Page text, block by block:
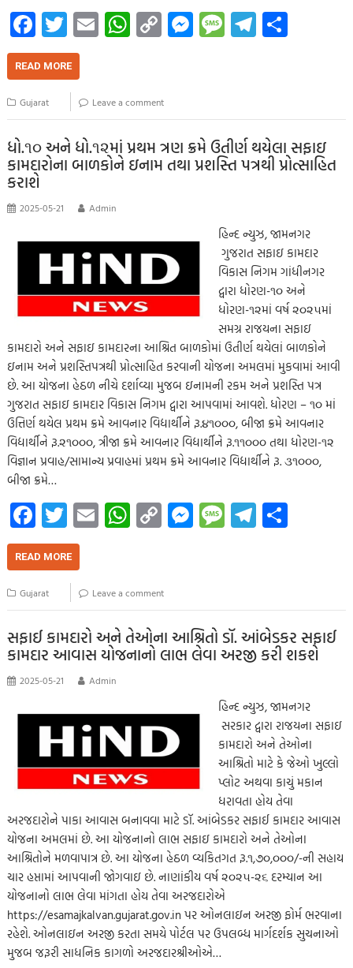
Fa
ce
b
o
o
k
T
wi
tt
er
E
m
W
h
s
A
p
p
C
o
y
Li
nk
M
es
g
er
M
es
e
Te
le
m
READ MORE
Gujarat Leave a comment
ધો.૧૦ અને ધો.૧૨માં પ્રથમ ત્રણ ક્રમે ઉતીર્ણ થયેલા સફાઇ
કામદારોના બાળકોને ઇનામ તથા પ્રશસ્તિ પત્રથી પ્રોત્સાહિત
કરાશે
2025-05-21 Admin
હિન્દ ન્યુઝ, જામનગર
ગુજરાત સફાઇ કામદાર
વિકાસ નિગમ ગાંધીનગર
દ્વારા ધોરણ-૧૦ અને
ધોરણ-૧૨માં વર્ષ ૨૦૨૫માં
સમગ્ર રાજયના સફાઇ
કામદારો અને સફાઇ કામદારના આશ્રિત બાળકોમાં ઉતીર્ણ થયેલાં બાળકોને
ઇનામ અને પ્રશસ્તિપત્રથી પ્રોત્સાહિત કરવાની યોજના અમલમાં મુકવામાં આવી
છે. આ યોજના હેઠળ નીચે દર્શાવ્યા મુજબ ઇનામની રકમ અને પ્રશસ્તિ પત્ર
ગુજરાત સફાઇ કામદાર વિકાસ નિગમ દ્વારા આપવામાં આવશે. ધોરણ – ૧૦ માં
ઉત્તિર્ણ થયેલ પ્રથમ ક્રમે આવનાર વિદ્યાર્થીને રૂ.૪૧૦૦૦, બીજા ક્રમે આવનાર
વિદ્યાર્થીને રૂ.૨૧૦૦૦, ત્રીજા ક્રમે આવનાર વિદ્યાર્થીને રૂ.૧૧૦૦૦ તથા ધોરણ-૧૨
વિજ્ઞાન પ્રવાહ/સામાન્ય પ્રવાહમાં પ્રથમ ક્રમે આવનાર વિદ્યાર્થીને રૂ. ૩૧૦૦૦,
બીજા ક્રમે…
Fa
ce
b
o
o
k
T
wi
tt
er
E
m
W
h
s
A
p
p
C
o
y
Li
nk
M
es
g
er
M
es
e
Te
le
m
READ MORE
Gujarat Leave a comment
સફાઈ કામદારો અને તેઓના આશ્રિતો ડૉ. આંબેડકર સફાઈ
કામદાર આવાસ યોજનાનો લાભ લેવા અરજી કરી શકશે
2025-05-21 Admin
હિન્દ ન્યુઝ, જામનગર
સરકાર દ્વારા રાજયના સફાઇ
કામદારો અને તેઓના
આશ્રિતો માટે કે જેઓ ખુલ્લો
પ્લોટ અથવા કાચું મકાન
ધરાવતા હોય તેવા
અરજદારોને પાકા આવાસ બનાવવા માટે ડૉ. આંબેડકર સફાઈ કામદાર આવાસ
યોજના અમલમાં છે. આ યોજનાનો લાભ સફાઇ કામદારો અને તેઓના
આશ્રિતોને મળવાપાત્ર છે. આ યોજના હેઠળ વ્યકિતગત રૂ.૧,૭૦,૦૦૦/-ની સહાય
ચાર હપ્તામાં આપવાની જોગવાઇ છે. નાણાંકીય વર્ષ ૨૦૨૫-૨૬ દરમ્યાન આ
યોજનાનો લાભ લેવા માંગતા હોય તેવા અરજદારોએ
https://esamajkalvan.gujarat.gov.in પર ઓનલાઇન અરજી ફોર્મ ભરવાના
રહેશે. ઓનલાઇન અરજી કરતા સમયે પોર્ટલ પર ઉપલબ્ધ માર્ગદર્શક સુચનાઓ
મુજબ જરૂરી સાધનિક કાગળો અરજદારશ્રીઓએ…